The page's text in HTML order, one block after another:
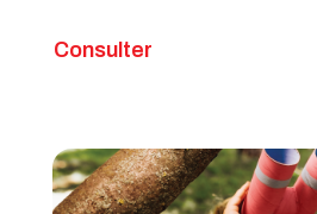
Consulter